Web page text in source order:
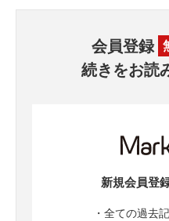
会員登録
続きをお読
新規会員登
・全ての過去